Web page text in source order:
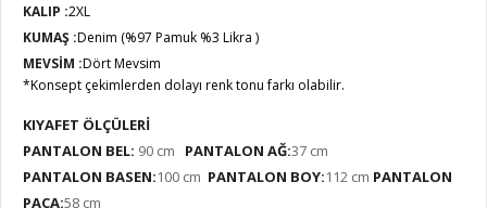
KALIP :2XL
KUMAŞ :Denim (%97 Pamuk %3 Likra )
MEVSİM :Dört Mevsim
*Konsept çekimlerden dolayı renk tonu farkı olabilir.
KIYAFET ÖLÇÜLERİ
PANTALON BEL: 90 cm PANTALON AĞ:37 cm
PANTALON BASEN:100 cm PANTALON BOY:112 cm PANTALON
PAÇA:58 cm